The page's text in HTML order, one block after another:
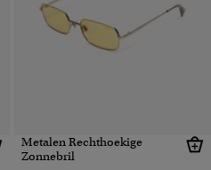
Metalen Rechthoekige
Zonnebril